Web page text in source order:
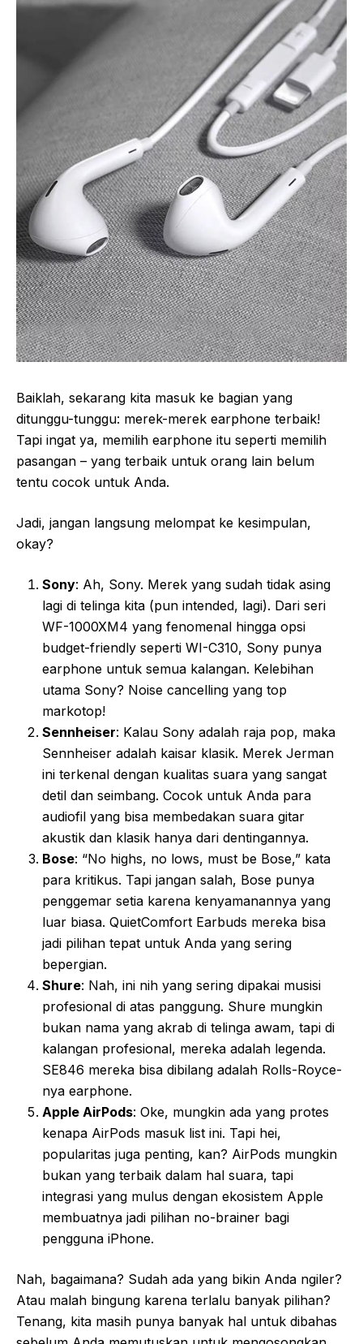
Baiklah, sekarang kita masuk ke bagian yang
ditunggu-tunggu: merek-merek earphone terbaik!
Tapi ingat ya, memilih earphone itu seperti memilih
pasangan – yang terbaik untuk orang lain belum
tentu cocok untuk Anda.
Jadi, jangan langsung melompat ke kesimpulan,
okay?
Sony: Ah, Sony. Merek yang sudah tidak asing
lagi di telinga kita (pun intended, lagi). Dari seri
WF-1000XM4 yang fenomenal hingga opsi
budget-friendly seperti WI-C310, Sony punya
earphone untuk semua kalangan. Kelebihan
utama Sony? Noise cancelling yang top
markotop!
Sennheiser: Kalau Sony adalah raja pop, maka
Sennheiser adalah kaisar klasik. Merek Jerman
ini terkenal dengan kualitas suara yang sangat
detil dan seimbang. Cocok untuk Anda para
audiofil yang bisa membedakan suara gitar
akustik dan klasik hanya dari dentingannya.
Bose: “No highs, no lows, must be Bose,” kata
para kritikus. Tapi jangan salah, Bose punya
penggemar setia karena kenyamanannya yang
luar biasa. QuietComfort Earbuds mereka bisa
jadi pilihan tepat untuk Anda yang sering
bepergian.
Shure: Nah, ini nih yang sering dipakai musisi
profesional di atas panggung. Shure mungkin
bukan nama yang akrab di telinga awam, tapi di
kalangan profesional, mereka adalah legenda.
SE846 mereka bisa dibilang adalah Rolls-Royce-
nya earphone.
Apple AirPods: Oke, mungkin ada yang protes
kenapa AirPods masuk list ini. Tapi hei,
popularitas juga penting, kan? AirPods mungkin
bukan yang terbaik dalam hal suara, tapi
integrasi yang mulus dengan ekosistem Apple
membuatnya jadi pilihan no-brainer bagi
pengguna iPhone.
Nah, bagaimana? Sudah ada yang bikin Anda ngiler?
Atau malah bingung karena terlalu banyak pilihan?
Tenang, kita masih punya banyak hal untuk dibahas